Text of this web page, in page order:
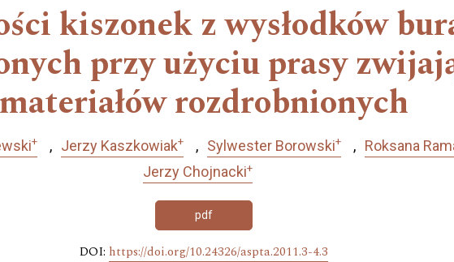
kiszonek z wysłodków
przy użyciu prasy
materiałów rozdrobnionych
+ Jerzy Kaszkowiak+ Sylwester Borowski+ Roksana
Jerzy Chojnacki+
pdf
DOI: https://doi.org/10.24326/aspta.2011.3-4.3